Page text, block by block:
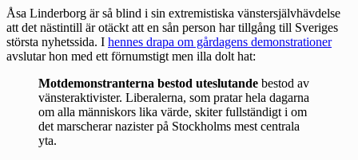
Åsa Linderborg är så blind i sin extremistiska vänstersjälvhävdelse
att det nästintill är otäckt att en sån person har tillgång till Sveriges
största nyhetssida. I hennes drapa om gårdagens demonstrationer
avslutar hon med ett förnumstigt men illa dolt hat:
Motdemonstranterna bestod uteslutande bestod av
vänsteraktivister. Liberalerna, som pratar hela dagarna
om alla människors lika värde, skiter fullständigt i om
det marscherar nazister på Stockholms mest centrala
yta.